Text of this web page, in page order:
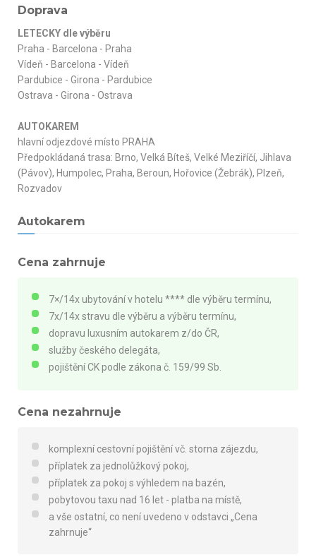
Doprava
LETECKY dle výběru
Praha - Barcelona - Praha
Vídeň - Barcelona - Vídeň
Pardubice - Girona - Pardubice
Ostrava - Girona - Ostrava
AUTOKAREM
hlavní odjezdové místo PRAHA
Předpokládaná trasa: Brno, Velká Bíteš, Velké Meziříčí, Jihlava
(Pávov), Humpolec, Praha, Beroun, Hořovice (Žebrák), Plzeň,
Rozvadov
Autokarem
Cena zahrnuje
7×/14x ubytování v hotelu **** dle výběru termínu,
7x/14x stravu dle výběru a výběru termínu,
dopravu luxusním autokarem z/do ČR,
služby českého delegáta,
pojištění CK podle zákona č. 159/99 Sb.
Cena nezahrnuje
komplexní cestovní pojištění vč. storna zájezdu,
příplatek za jednolůžkový pokoj,
příplatek za pokoj s výhledem na bazén,
pobytovou taxu nad 16 let - platba na místě,
a vše ostatní, co není uvedeno v odstavci „Cena
zahrnuje“